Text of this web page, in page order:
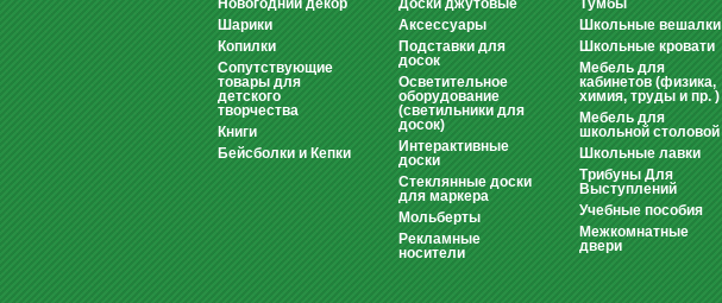
Новогодний декор
Шарики
Копилки
Сопутствующие
товары для
детского
творчества
Книги
Бейсболки и Кепки
Доски джутовые
Аксессуары
Подставки для
досок
Осветительное
оборудование
(светильники для
досок)
Интерактивные
доски
Стеклянные доски
для маркера
Мольберты
Рекламные
носители
Тумбы
Школьные вешалки
Школьные кровати
Мебель для
кабинетов (физика,
химия, труды и пр. )
Мебель для
школьной столовой
Школьные лавки
Трибуны Для
Выступлений
Учебные пособия
Межкомнатные
двери